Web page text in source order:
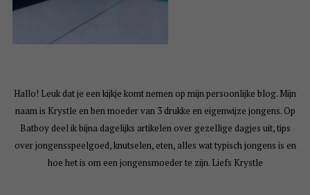
Hallo! Leuk dat je een kijkje komt nemen op mijn persoonlijke blog. Mijn
naam is Krystle en ben moeder van 3 drukke en eigenwijze jongens. Op
Batboy deel ik bijna dagelijks artikelen over gezellige dagjes uit, tips
over jongensspeelgoed, knutselen, eten, alles wat typisch jongens is en
hoe het is om een jongensmoeder te zijn. Liefs Krystle